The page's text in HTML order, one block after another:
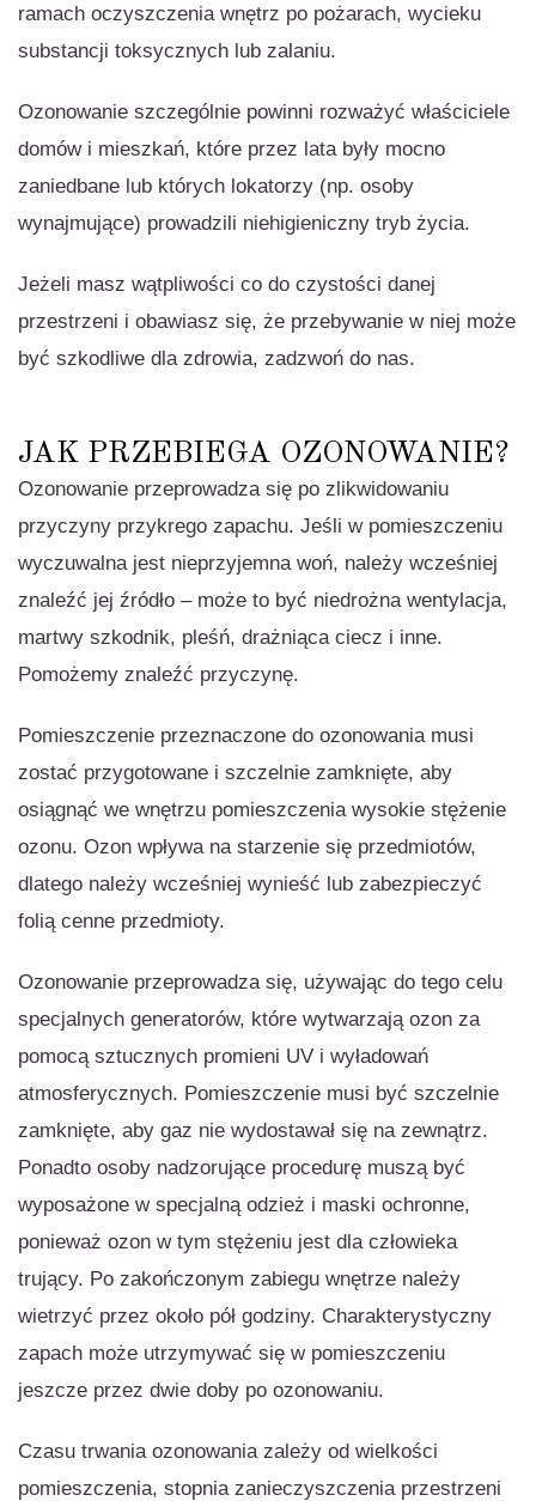
ramach oczyszczenia wnętrz po pożarach, wycieku
substancji toksycznych lub zalaniu.
Ozonowanie szczególnie powinni rozważyć właściciele
domów i mieszkań, które przez lata były mocno
zaniedbane lub których lokatorzy (np. osoby
wynajmujące) prowadzili niehigieniczny tryb życia.
Jeżeli masz wątpliwości co do czystości danej
przestrzeni i obawiasz się, że przebywanie w niej może
być szkodliwe dla zdrowia, zadzwoń do nas.
JAK PRZEBIEGA OZONOWANIE?
Ozonowanie przeprowadza się po zlikwidowaniu
przyczyny przykrego zapachu. Jeśli w pomieszczeniu
wyczuwalna jest nieprzyjemna woń, należy wcześniej
znaleźć jej źródło – może to być niedrożna wentylacja,
martwy szkodnik, pleśń, drażniąca ciecz i inne.
Pomożemy znaleźć przyczynę.
Pomieszczenie przeznaczone do ozonowania musi
zostać przygotowane i szczelnie zamknięte, aby
osiągnąć we wnętrzu pomieszczenia wysokie stężenie
ozonu. Ozon wpływa na starzenie się przedmiotów,
dlatego należy wcześniej wynieść lub zabezpieczyć
folią cenne przedmioty.
Ozonowanie przeprowadza się, używając do tego celu
specjalnych generatorów, które wytwarzają ozon za
pomocą sztucznych promieni UV i wyładowań
atmosferycznych. Pomieszczenie musi być szczelnie
zamknięte, aby gaz nie wydostawał się na zewnątrz.
Ponadto osoby nadzorujące procedurę muszą być
wyposażone w specjalną odzież i maski ochronne,
ponieważ ozon w tym stężeniu jest dla człowieka
trujący. Po zakończonym zabiegu wnętrze należy
wietrzyć przez około pół godziny. Charakterystyczny
zapach może utrzymywać się w pomieszczeniu
jeszcze przez dwie doby po ozonowaniu.
Czasu trwania ozonowania zależy od wielkości
pomieszczenia, stopnia zanieczyszczenia przestrzeni